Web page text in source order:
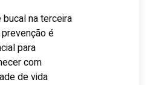
bucal na terceira
é
para
com
de vida